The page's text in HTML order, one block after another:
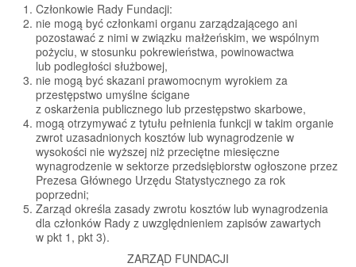
Członkowie Rady Fundacji:
nie mogą być członkami organu zarządzającego ani
pozostawać z nimi w związku małżeńskim, we wspólnym
pożyciu, w stosunku pokrewieństwa, powinowactwa
lub podległości służbowej,
nie mogą być skazani prawomocnym wyrokiem za
przestępstwo umyślne ścigane
z oskarżenia publicznego lub przestępstwo skarbowe,
mogą otrzymywać z tytułu pełnienia funkcji w takim organie
zwrot uzasadnionych kosztów lub wynagrodzenie w
wysokości nie wyższej niż przeciętne miesięczne
wynagrodzenie w sektorze przedsiębiorstw ogłoszone przez
Prezesa Głównego Urzędu Statystycznego za rok
poprzedni;
Zarząd określa zasady zwrotu kosztów lub wynagrodzenia
dla członków Rady z uwzględnieniem zapisów zawartych
w pkt 1, pkt 3).
ZARZĄD FUNDACJI